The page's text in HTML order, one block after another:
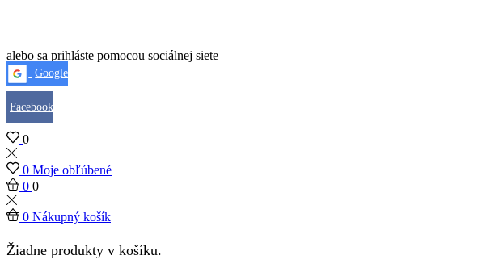
alebo sa prihláste pomocou sociálnej siete
Google
Facebook
0
0 Moje obľúbené
0 0
0 Nákupný košík
Žiadne produkty v košíku.